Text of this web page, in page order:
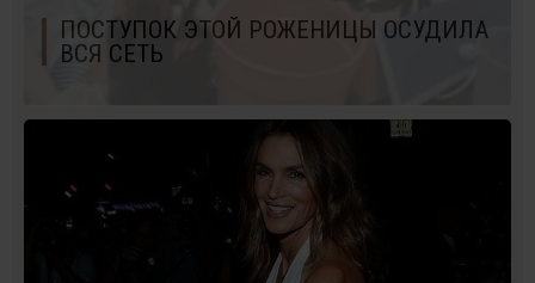
ПОСТУПОК ЭТОЙ РОЖЕНИЦЫ ОСУДИЛА
ВСЯ СЕТЬ